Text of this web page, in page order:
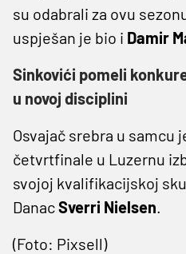
su odabrali za ovu
uspješan je bio i Damir
Sinkovići pomeli
u novoj disciplini
Osvajač srebra u samcu
četvrtfinale u Luzernu
svojoj kvalifikacijskoj
DanacSverri Nielsen.
(Foto: Pixsell)